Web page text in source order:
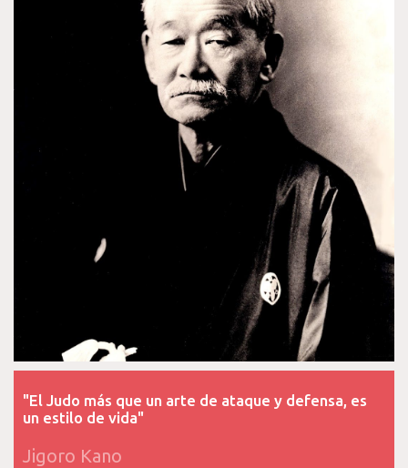
"El Judo más que un arte de ataque y defensa, es
un estilo de vida"
Jigoro Kano